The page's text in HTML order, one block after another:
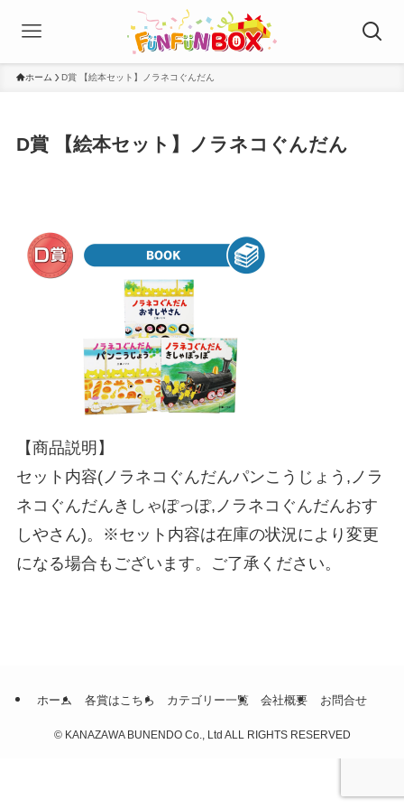
ホーム D賞 【絵本セット】ノラネコぐんだん
D賞 【絵本セット】ノラネコぐんだん
【商品説明】
セット内容(ノラネコぐんだんパンこうじょう,ノラ
ネコぐんだんきしゃぽっぽ,ノラネコぐんだんおす
しやさん)。※セット内容は在庫の状況により変更
になる場合もございます。ご了承ください。
ホーム 各賞はこちら カテゴリー一覧 会社概要 お問合せ
©KANAZAWA BUNENDO Co., Ltd ALL RIGHTS RESERVED